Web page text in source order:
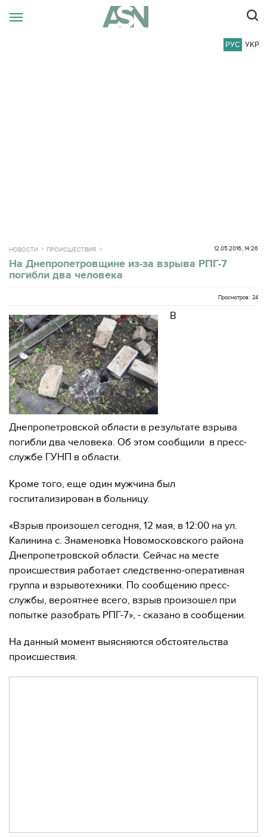
РУС УКР
НОВОСТИ ПРОИСШЕСТВИЯ 12.05.2016, 14:26
На Днепропетровщине из-за взрыва РПГ-7
погибли два человека
Просмотров: 24
В
Днепропетровской области в результате взрыва
погибли два человека. Об этом сообщили в пресс-
службе ГУНП в области.
Кроме того, еще один мужчина был
госпитализирован в больницу.
«Взрыв произошел сегодня, 12 мая, в 12:00 на ул.
Калинина с. Знаменовка Новомосковского района
Днепропетровской области. Сейчас на месте
происшествия работает следственно-оперативная
группа и взрывотехники. По сообщению пресс-
службы, вероятнее всего, взрыв произошел при
попытке разобрать РПГ-7», - сказано в сообщении.
На данный момент выясняются обстоятельства
происшествия.